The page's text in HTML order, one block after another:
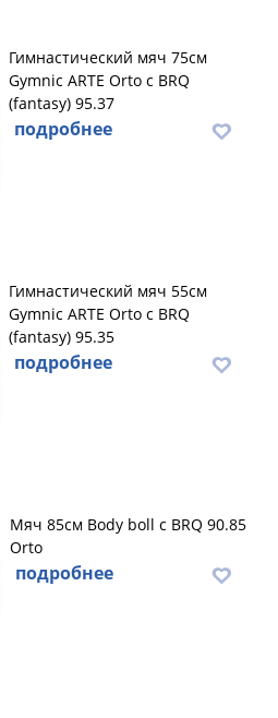
Гимнастический мяч 75см
Gymnic ARTE Orto с BRQ
(fantasy) 95.37
подробнее
Гимнастический мяч 55см
Gymnic ARTE Orto с BRQ
(fantasy) 95.35
подробнее
Мяч 85см Body boll с BRQ 90.85
Orto
подробнее